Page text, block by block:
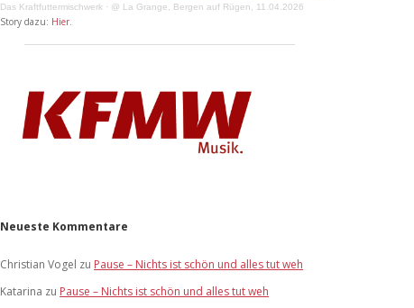
Das Kraftfuttermischwerk · @ La Grange, Bergen auf Rügen, 11.04.2026
Story dazu: Hier.
Neueste Kommentare
Christian Vogel zu Pause – Nichts ist schön und alles tut weh
Katarina zu Pause – Nichts ist schön und alles tut weh